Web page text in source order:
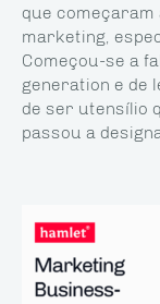
que
marketing,
Começou-se a
generation e de
de ser utensílio
passou a